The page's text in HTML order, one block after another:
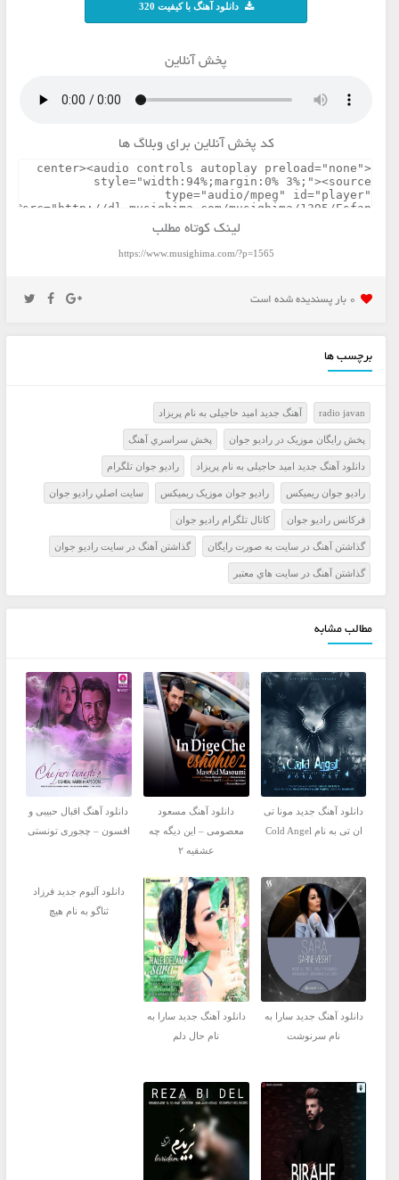
دانلود آهنگ با کیفیت 320
پخش آنلاین
کد پخش آنلاین برای وبلاگ ها
لینک کوتاه مطلب
https://www.musighima.com/?p=1565
0 بار پسنديده شده است
برچسب ها
radio javan آهنگ جدید امید حاجیلی به نام پریزاد
پخش رايگان موزيک در راديو جوان پخش سراسري آهنگ
دانلود آهنگ جدید امید حاجیلی به نام پریزاد راديو جوان تلگرام
راديو جوان ريميکس راديو جوان موزيک ريميکس سايت اصلي راديو جوان
فرکانس راديو جوان کانال تلگرام راديو جوان
گذاشتن آهنگ در سايت به صورت رايگان گذاشتن آهنگ در سايت راديو جوان
گذاشتن آهنگ در سايت هاي معتبر
مطالب مشابه
دانلود آهنگ جدید مونا تی
ان تی به نام Cold Angel
دانلود آهنگ مسعود
معصومی – این دیگه چه
عشقیه ۲
دانلود آهنگ اقبال حبیبی و
افسون – چجوری تونستی
دانلود آهنگ جدید سارا به
نام سرنوشت
دانلود آهنگ جدید سارا به
نام حال دلم
دانلود آلبوم جدید فرزاد
ثناگو به نام هیچ